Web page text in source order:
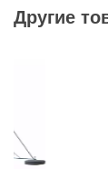
Другие